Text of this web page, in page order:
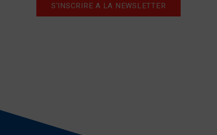
S'INSCRIRE A LA NEWSLETTER